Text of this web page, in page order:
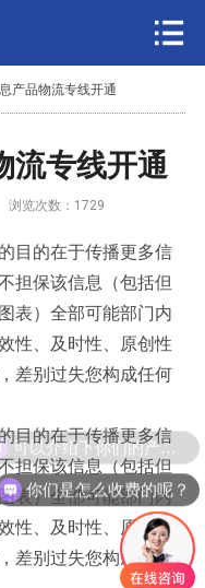
产品物流专线开通
流专线开通
览次数： 1729
目的在于传播更多信
担保该信息（包括但
表）全部可能部门内
性、及时性、原创性
差别过失您构成任何
目的在于传播更多信
担保该信息（包括但
表）全部可能部门内
性、及时性、原创性
差别过失您构成任何
可以介绍下你们的产品么？
你们是怎么收费的呢？